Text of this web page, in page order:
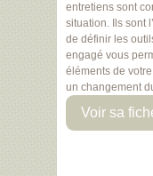
entretiens sont
situation. Ils sont
de définir les
engagé vous
éléments de
un changement
Voir sa